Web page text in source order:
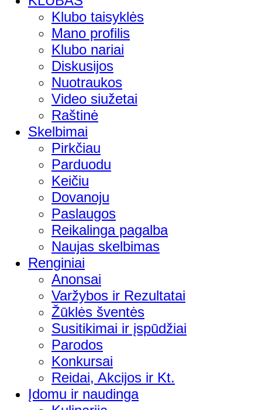
Klubo taisyklės
Mano profilis
Klubo nariai
Diskusijos
Nuotraukos
Video siužetai
Raštinė
Skelbimai
Pirkčiau
Parduodu
Keičiu
Dovanoju
Paslaugos
Reikalinga pagalba
Naujas skelbimas
Renginiai
Anonsai
Varžybos ir Rezultatai
Žūklės šventės
Susitikimai ir įspūdžiai
Parodos
Konkursai
Reidai, Akcijos ir Kt.
Įdomu ir naudinga